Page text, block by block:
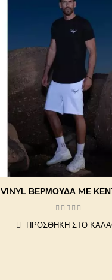
VINYL ΒΕΡΜΟΥΔΑ ME
ΠΡΟΣΘΉΚΗ ΣΤΟ